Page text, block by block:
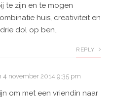
te zijn en te mogen
huis, creativiteit en
dol op ben..
REPLY
4 november 2014 9:35 pm
om met een vriendin naar